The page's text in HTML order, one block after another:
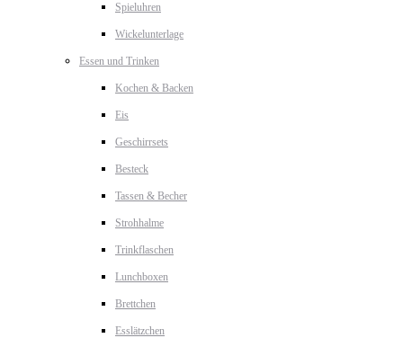
Spieluhren
Wickelunterlage
Essen und Trinken
Kochen & Backen
Eis
Geschirrsets
Besteck
Tassen & Becher
Strohhalme
Trinkflaschen
Lunchboxen
Brettchen
Esslätzchen